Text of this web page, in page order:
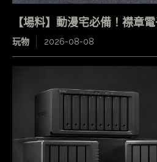
【場料】動漫宅必備！襟章
玩物 2026-08-08